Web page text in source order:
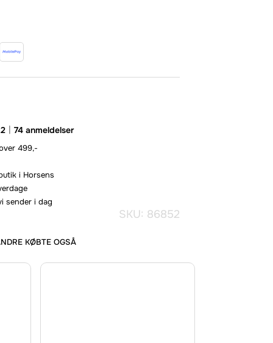
74 anmeldelser
499,-
i Horsens
sender i dag
SKU: 86852
KØBTE OGSÅ